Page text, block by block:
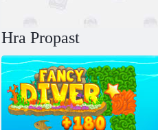
Hra Propast